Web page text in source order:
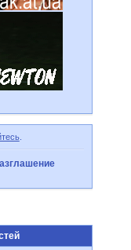
.